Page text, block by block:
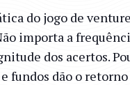
do jogo de
importa a
dos acertos.
fundos dão o